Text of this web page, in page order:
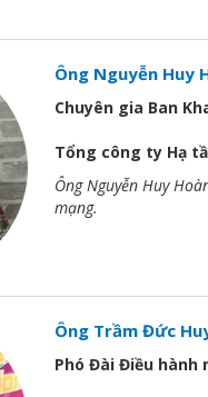
Ông Nguyễn Huy
Chuyên gia Ban
Tổng công ty Hạ
Ông Nguyễn Huy
mạng.
Ông Trầm Đức
Phó Đài Điều hành